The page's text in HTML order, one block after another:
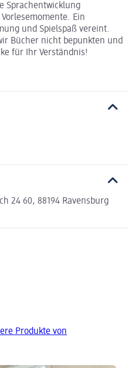
Sprachentwicklung
Ein
und Spielspaß vereint.
Bücher nicht bepunkten und
für Ihr Verständnis!
24 60, 88194 Ravensburg
Produkte von